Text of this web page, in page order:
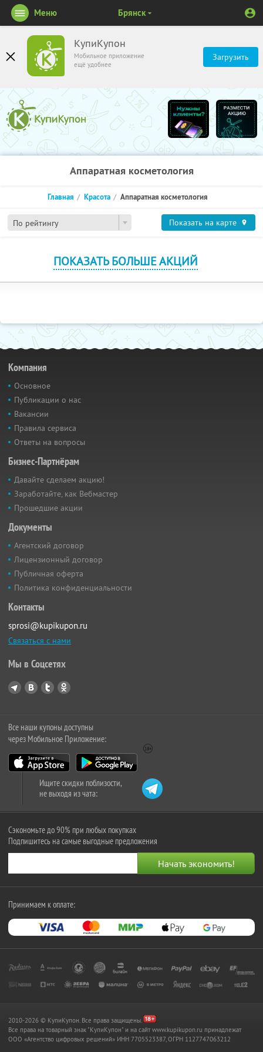
КупиКупон
Мобильное приложение
ещё удобнее
Загрузить
Меню Брянск
Аппаратная косметология
По рейтингу
Главная Красота Аппаратная косметология
Показать на карте
ПОКАЗАТЬ БОЛЬШЕ АКЦИЙ
Компания
Основное
Публикации о нас
Вакансии
Правила сервиса
Ответы на вопросы
Бизнес-Партнёрам
Давайте сделаем акцию!
Заработайте, как Вебмастер
Прошедшие акции
Документы
Агентский договор
Лицензионный договор
Публичная оферта
Политика конфиденциальности
Контакты
sprosi@kupikupon.ru
Связаться с нами
Мы в Соцсетях
Все наши купоны доступны
через Мобильное Приложение:
Ищите скидки поблизости,
не выходя из чата:
Сэкономьте до 90% при любых покупках
Подпишитесь на самые выгодные предложения
Принимаем к оплате:
2010-2026 © КупиКупон. Все права защищены.
Все права на товарный знак "КупиКупон" и на сайт www.kupikupon.ru принадлежат
OOO «Агентство цифровых решений» ИНН 7705523387, ОГРН 1127747063212